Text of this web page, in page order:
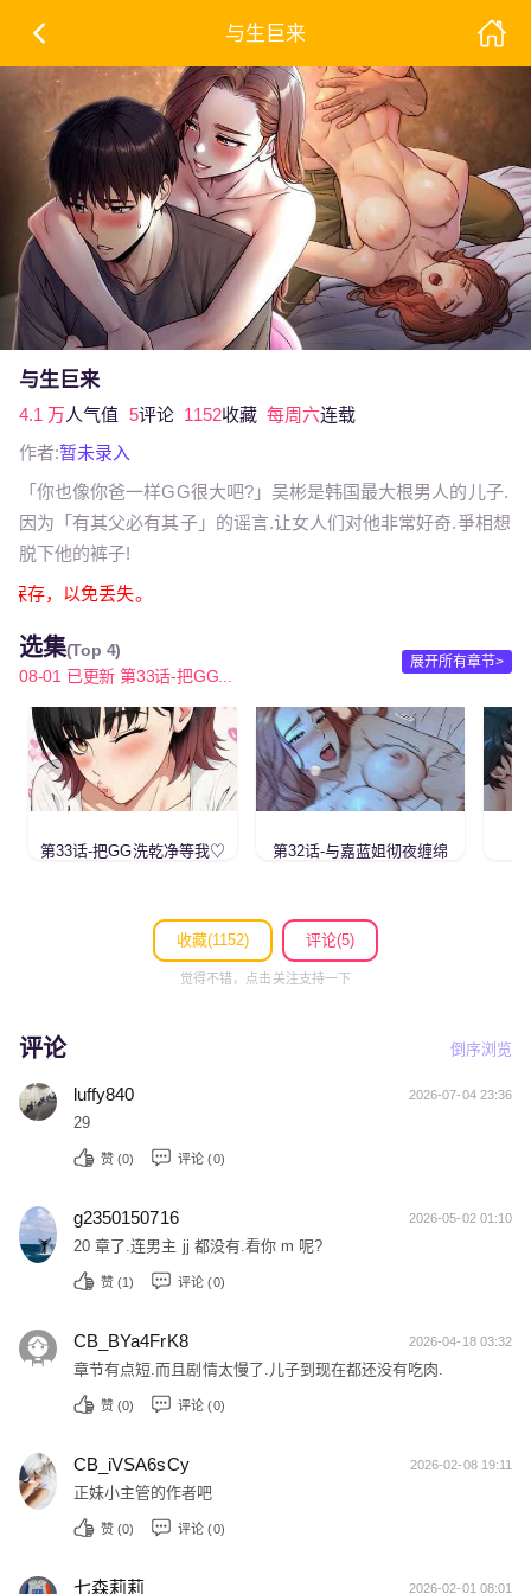
与生巨来
与生巨来
4.1 万人气值 5评论 1152收藏 每周六连载
作者:暂未录入
「你也像你爸一样GG很大吧?」吴彬是韩国最大根男人的儿子.
因为「有其父必有其子」的谣言.让女人们对他非常好奇.爭相想
脱下他的裤子!
存，以免丢失。
选集(Top 4)
08-01 已更新 第33话-把GG...
展开所有章节>
第33话-把GG洗乾净等我♡ 第32话-与嘉蓝姐彻夜缠绵
收藏(1152) 评论(5)
觉得不错，点击关注支持一下
评论 倒序浏览
luffy840 2026-07-04 23:36
29
赞 (0) 评论 (0)
g2350150716 2026-05-02 01:10
20 章了.连男主 jj 都没有.看你 m 呢?
赞 (1) 评论 (0)
CB_BYa4FrK8 2026-04-18 03:32
章节有点短.而且剧情太慢了.儿子到现在都还没有吃肉.
赞 (0) 评论 (0)
CB_iVSA6sCy 2026-02-08 19:11
正妹小主管的作者吧
赞 (0) 评论 (0)
七森莉莉 2026-02-01 08:01